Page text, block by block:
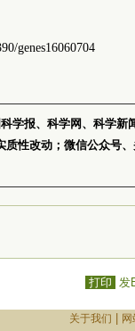
genes16060704
学报、科学网、科学
性改动；微信公众号
打印 发
关于我们